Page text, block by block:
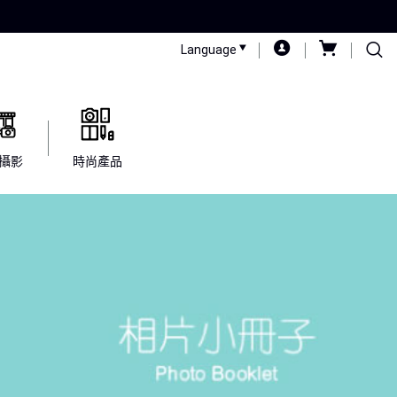
Language
影 時尚產品